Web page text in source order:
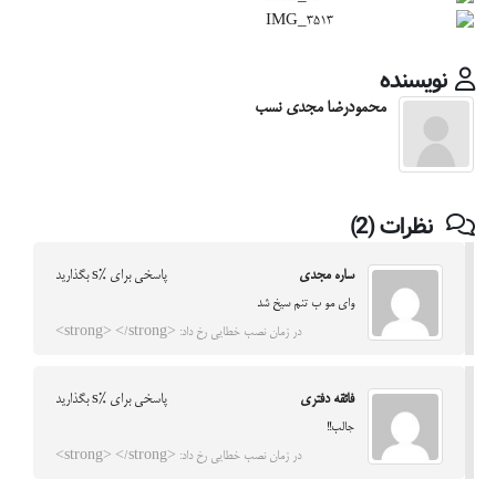
نویسنده
محمودرضا مجدی نسب
نظرات (2)
ساره مجدی پاسخی برای %s بگذارید
وای مو ب تنم سیخ شد
در زمان نصب خطایی رخ داد: <strong> </strong>
فائقه دفتری پاسخی برای %s بگذارید
جالب!!
در زمان نصب خطایی رخ داد: <strong> </strong>